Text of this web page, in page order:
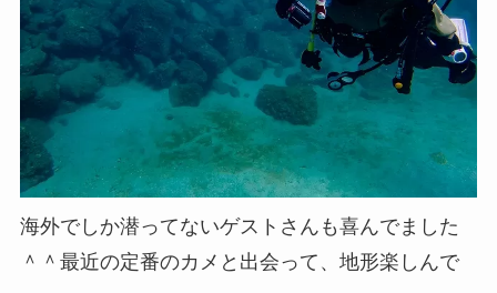
海外でしか潜ってないゲストさんも喜んでました
＾＾最近の定番のカメと出会って、地形楽しんで